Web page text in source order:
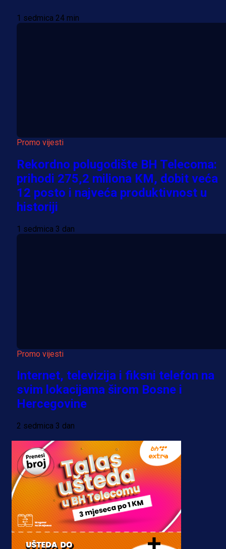
1 sedmica 24 min
Promo vijesti
Rekordno polugodište BH Telecoma:
prihodi 275,2 miliona KM, dobit veća
12 posto i najveća produktivnost u
historiji
1 sedmica 3 dan
Promo vijesti
Internet, televizija i fiksni telefon na
svim lokacijama širom Bosne i
Hercegovine
2 sedmica 3 dan